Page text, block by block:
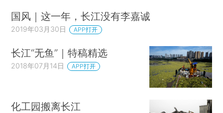
国风｜这一年，长江没有李嘉诚
2019年03月30日 APP打开
长江“无鱼”｜特稿精选
2018年07月14日 APP打开
化工园搬离长江